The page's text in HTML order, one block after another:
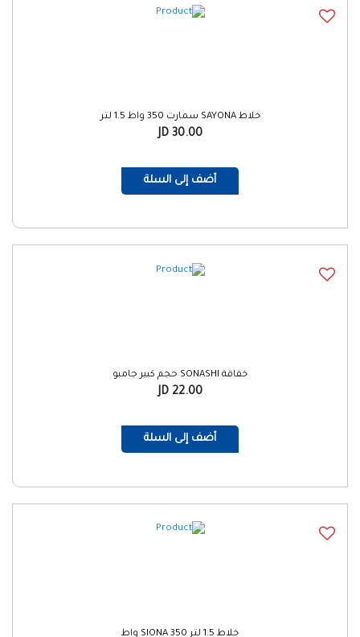
خلاط SAYONA سمارت 350 واط 1.5 لتر
30.00 JD
أضف إلى السلة
خفاقة SONASHI حجم كبير جامبو
22.00 JD
أضف إلى السلة
خلاط 1.5 لتر SIONA 350 واط